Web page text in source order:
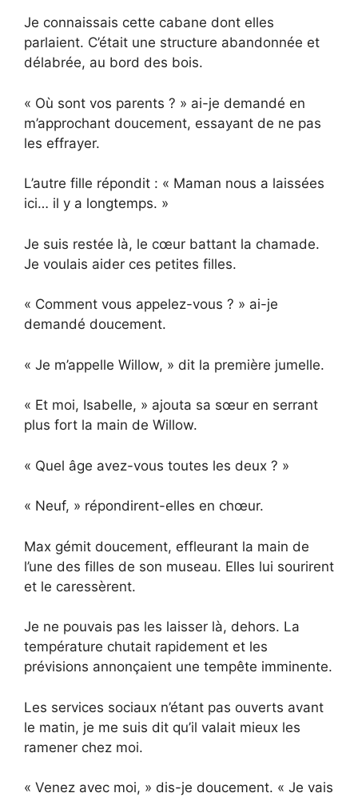
Je connaissais cette cabane dont elles
parlaient. C’était une structure abandonnée et
délabrée, au bord des bois.
« Où sont vos parents ? » ai-je demandé en
m’approchant doucement, essayant de ne pas
les effrayer.
L’autre fille répondit : « Maman nous a laissées
ici… il y a longtemps. »
Je suis restée là, le cœur battant la chamade.
Je voulais aider ces petites filles.
« Comment vous appelez-vous ? » ai-je
demandé doucement.
« Je m’appelle Willow, » dit la première jumelle.
« Et moi, Isabelle, » ajouta sa sœur en serrant
plus fort la main de Willow.
« Quel âge avez-vous toutes les deux ? »
« Neuf, » répondirent-elles en chœur.
Max gémit doucement, effleurant la main de
l’une des filles de son museau. Elles lui sourirent
et le caressèrent.
Je ne pouvais pas les laisser là, dehors. La
température chutait rapidement et les
prévisions annonçaient une tempête imminente.
Les services sociaux n’étant pas ouverts avant
le matin, je me suis dit qu’il valait mieux les
ramener chez moi.
« Venez avec moi, » dis-je doucement. « Je vais